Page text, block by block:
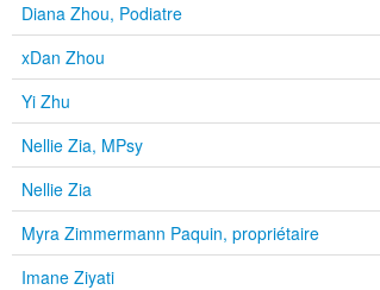
Diana Zhou, Podiatre
xDan Zhou
Yi Zhu
Nellie Zia, MPsy
Nellie Zia
Myra Zimmermann Paquin, propriétaire
Imane Ziyati